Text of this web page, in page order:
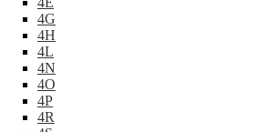
4G
4H
4L
4N
4O
4P
4R